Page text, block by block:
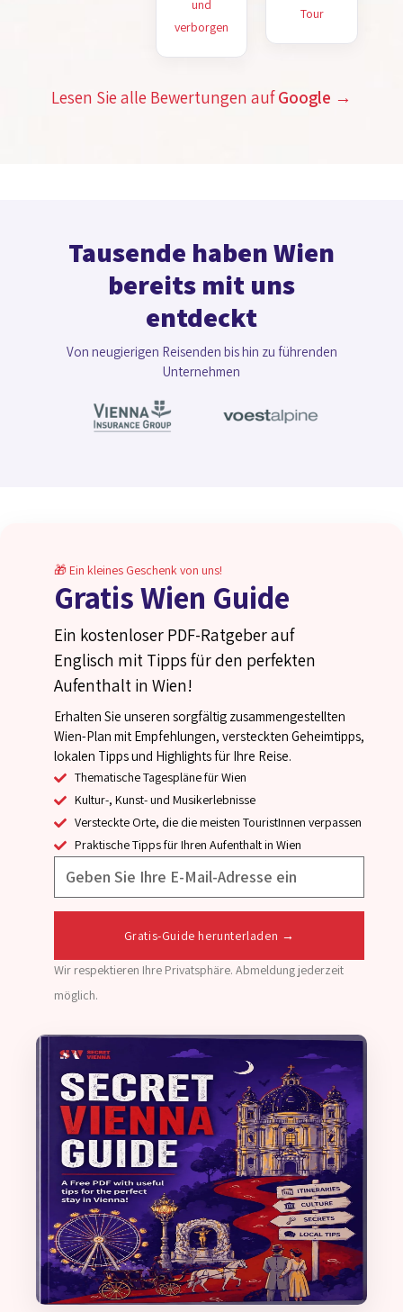
und
verborgen
Tour
Lesen Sie alle Bewertungen aufGoogle →
Tausende haben Wien
bereits mit uns
entdeckt
Von neugierigen Reisenden bis hin zu führenden
Unternehmen
🎁 Ein kleines Geschenk von uns!
Gratis Wien Guide
Ein kostenloser PDF-Ratgeber auf
Englisch mit Tipps für den perfekten
Aufenthalt in Wien!
Erhalten Sie unseren sorgfältig zusammengestellten
Wien-Plan mit Empfehlungen, versteckten Geheimtipps,
lokalen Tipps und Highlights für Ihre Reise.
Thematische Tagespläne für Wien
Kultur-, Kunst- und Musikerlebnisse
Versteckte Orte, die die meisten TouristInnen verpassen
Praktische Tipps für Ihren Aufenthalt in Wien
Gratis-Guide herunterladen →
Wir respektieren Ihre Privatsphäre. Abmeldung jederzeit
möglich.